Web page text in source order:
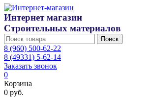
Интернет магазин
Строительных материалов
Поиск
8 (960) 500-62-22
8 (49331) 5-62-14
Заказать звонок
0
Корзина
0 руб.